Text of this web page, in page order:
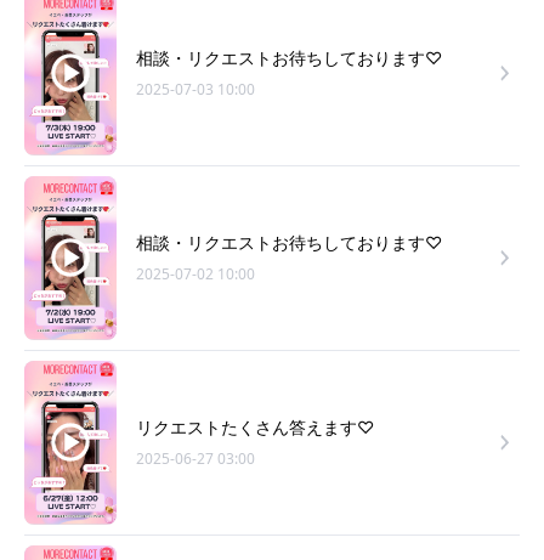
相談・リクエストお待ちしております♡
2025-07-03 10:00
相談・リクエストお待ちしております♡
2025-07-02 10:00
リクエストたくさん答えます♡
2025-06-27 03:00